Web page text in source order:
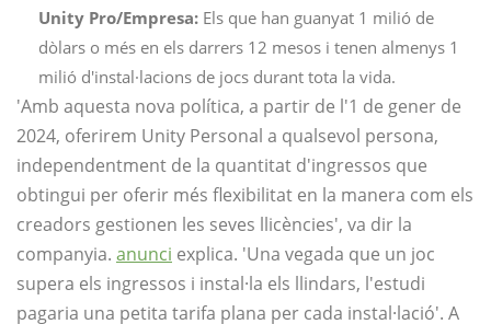
Unity Pro/Empresa: Els que han guanyat 1 milió de
dòlars o més en els darrers 12 mesos i tenen almenys 1
milió d'instal·lacions de jocs durant tota la vida.
'Amb aquesta nova política, a partir de l'1 de gener de
2024, oferirem Unity Personal a qualsevol persona,
independentment de la quantitat d'ingressos que
obtingui per oferir més flexibilitat en la manera com els
creadors gestionen les seves llicències', va dir la
companyia. anunci explica. 'Una vegada que un joc
supera els ingressos i instal·la els llindars, l'estudi
pagaria una petita tarifa plana per cada instal·lació'. A